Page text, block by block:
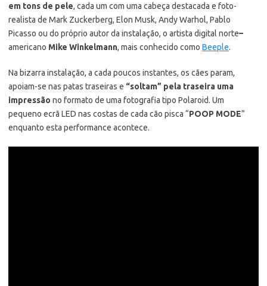
em tons de pele, cada um com uma cabeça destacada e foto-
realista de Mark Zuckerberg, Elon Musk, Andy Warhol, Pablo
Picasso ou do próprio autor da instalação, o artista digital norte–
americano Mike Winkelmann, mais conhecido como Beeple.
Na bizarra instalação, a cada poucos instantes, os cães param,
apoiam-se nas patas traseiras e “soltam” pela traseira uma
impressão no formato de uma fotografia tipo Polaroid. Um
pequeno ecrã LED nas costas de cada cão pisca “POOP MODE”
enquanto esta performance acontece.